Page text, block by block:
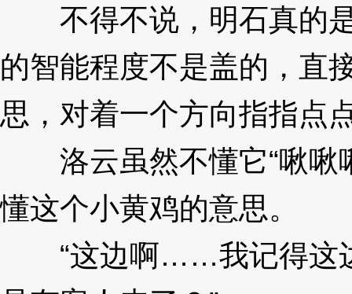
不得不说，明石真的是
的智能程度不是盖的，直
思，对着一个方向指指点
洛云虽然不懂它“啾啾
懂这个小黄鸡的意思。
“这边啊……我记得这边